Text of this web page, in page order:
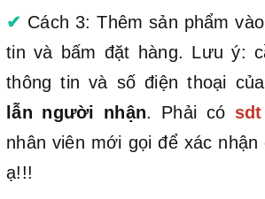
✔ Cách 3: Thêm sản phẩm
tin và bấm đặt hàng. Lưu ý:
thông tin và số điện thoại
lẫn người nhận. Phải có
nhân viên mới gọi để xác
ạ!!!